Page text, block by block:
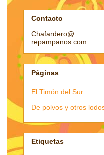
Contacto
Chafardero@
repampanos.com
Páginas
El Timón del Sur
De polvos y otros
Etiquetas